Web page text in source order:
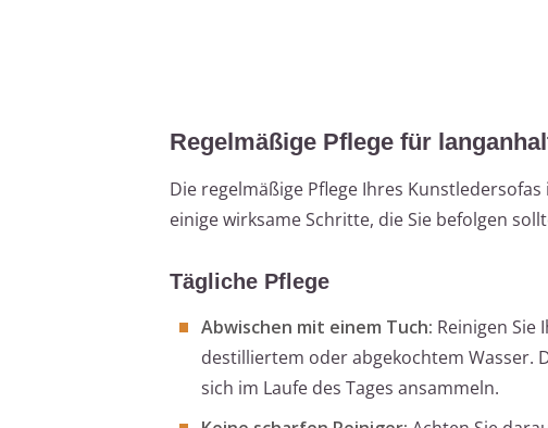
Regelmäßige Pflege für
Die regelmäßige Pflege Ihres
einige wirksame Schritte, die Sie befolgen
Tägliche Pflege
Abwischen mit einem Tuch: Reinigen
destilliertem oder abgekochtem Wasser.
sich im Laufe des Tages ansammeln.